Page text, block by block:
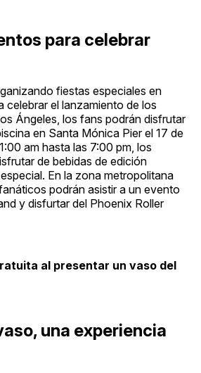
para celebrar
fiestas especiales en
celebrar el lanzamiento de los
Ángeles, los fans podrán disfrutar
en Santa Mónica Pier el 17 de
am hasta las 7:00 pm, los
de bebidas de edición
En la zona metropolitana
podrán asistir a un evento
y disfurtar del Phoenix Roller
al presentar un vaso del
una experiencia